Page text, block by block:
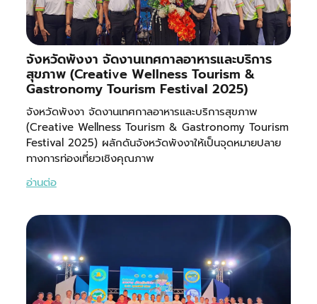
จังหวัดพังงา จัดงานเทศกาลอาหารและบริการ
สุขภาพ (Creative Wellness Tourism &
Gastronomy Tourism Festival 2025)
จังหวัดพังงา จัดงานเทศกาลอาหารและบริการสุขภาพ
(Creative Wellness Tourism & Gastronomy Tourism
Festival 2025) ผลักดันจังหวัดพังงาให้เป็นจุดหมายปลาย
ทางการท่องเที่ยวเชิงคุณภาพ
อ่านต่อ